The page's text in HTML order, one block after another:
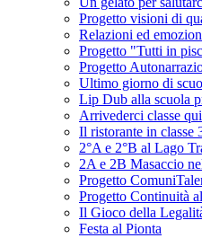
Progetto visioni di
Relazioni ed
Progetto "Tutti in
Progetto
Ultimo giorno di
Lip Dub alla scuola
Arrivederci classe
Il ristorante in classe
2°A e 2°B al Lago
2A e 2B Masaccio
Progetto
Progetto Continuità
Il Gioco della
Festa al Pionta